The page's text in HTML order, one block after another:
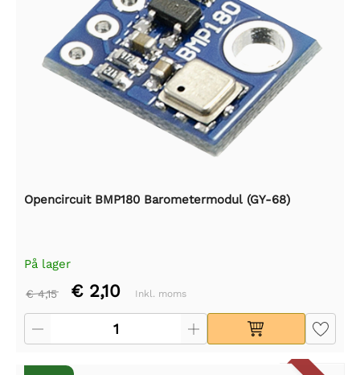
Opencircuit BMP180 Barometermodul (GY-68)
På lager
€ 4,15 € 2,10 Inkl. moms